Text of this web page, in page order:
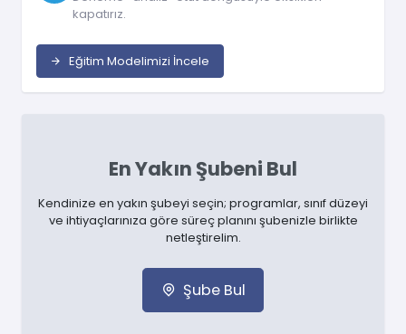
kapatırız.
Eğitim Modelimizi İncele
En Yakın Şubeni Bul
Kendinize en yakın şubeyi seçin; programlar, sınıf düzeyi
ve ihtiyaçlarınıza göre süreç planını şubenizle birlikte
netleştirelim.
Şube Bul